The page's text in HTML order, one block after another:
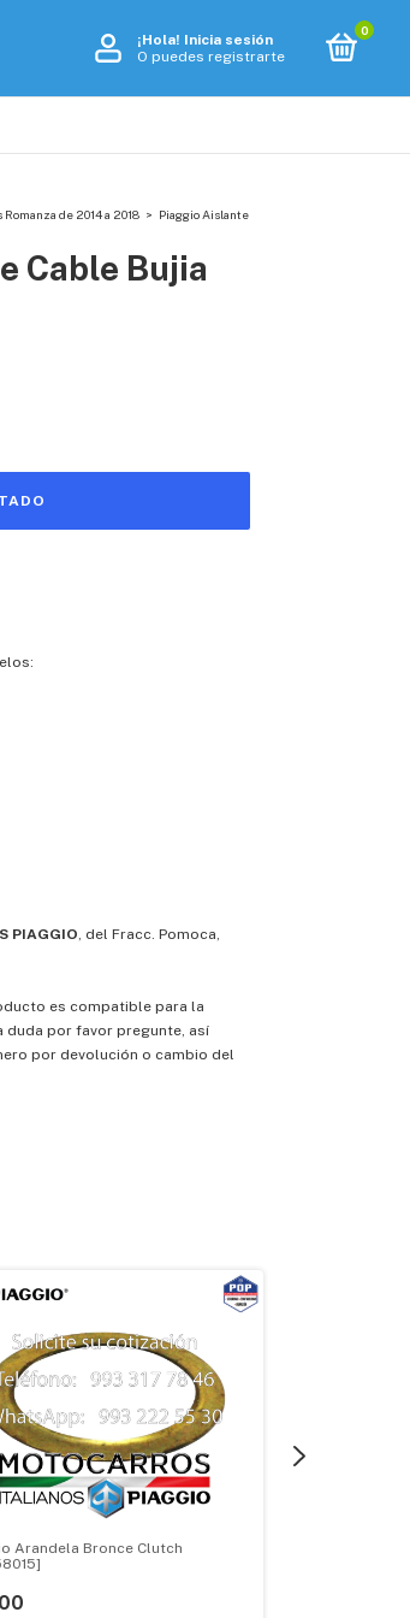
¡Hola! Inicia sesión
O puedes registrarte
0
Romanza de 2014 a 2018 > Piaggio Aislante
Cable Bujia
PIAGGIO, del Fracc. Pomoca,
es compatible para la
duda por favor pregunte, así
por devolución o cambio del
Arandela Bronce Clutch